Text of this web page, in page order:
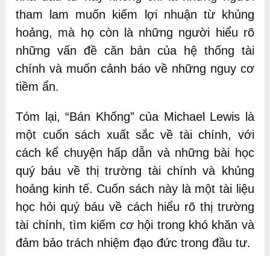
tham lam muốn kiếm lợi nhuận từ khủng
hoảng, mà họ còn là những người hiểu rõ
những vấn đề căn bản của hệ thống tài
chính và muốn cảnh báo về những nguy cơ
tiềm ẩn.
Tóm lại, “Bán Khống” của Michael Lewis là
một cuốn sách xuất sắc về tài chính, với
cách kể chuyện hấp dẫn và những bài học
quý báu về thị trường tài chính và khủng
hoảng kinh tế. Cuốn sách này là một tài liệu
học hỏi quý báu về cách hiểu rõ thị trường
tài chính, tìm kiếm cơ hội trong khó khăn và
đảm bảo trách nhiệm đạo đức trong đầu tư.